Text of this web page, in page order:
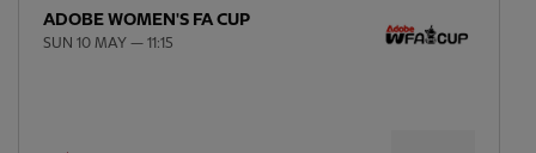
ADOBE WOMEN'S FA CUP
SUN 10 MAY — 11:15